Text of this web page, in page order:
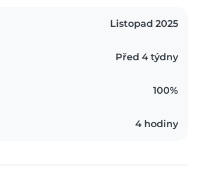
Listopad 2025
Před 4 týdny
100%
4 hodiny